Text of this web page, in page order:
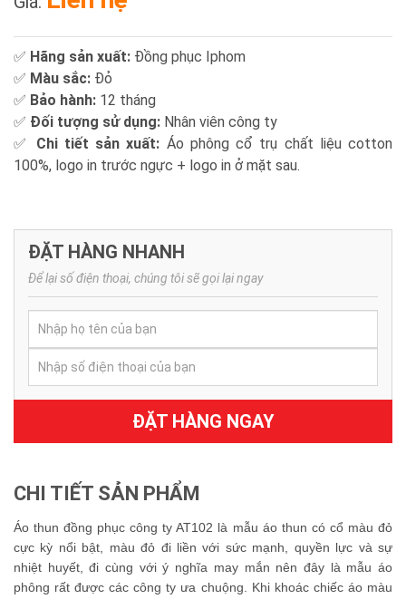
✅ Hãng sản xuất: Đồng phục Iphom
✅ Màu sắc: Đỏ
✅ Bảo hành: 12 tháng
✅ Đối tượng sử dụng: Nhân viên công ty
✅ Chi tiết sản xuất: Áo phông cổ trụ chất liệu cotton
100%, logo in trước ngực + logo in ở mặt sau.
ĐẶT HÀNG NHANH
Để lại số điện thoại, chúng tôi sẽ gọi lại ngay
ĐẶT HÀNG NGAY
CHI TIẾT SẢN PHẨM
Áo thun đồng phục công ty AT102 là mẫu áo thun có cổ màu đỏ
cực kỳ nổi bật, màu đỏ đi liền với sức mạnh, quyền lực và sự
nhiệt huyết, đi cùng với ý nghĩa may mắn nên đây là mẫu áo
phông rất được các công ty ưa chuộng. Khi khoác chiếc áo màu